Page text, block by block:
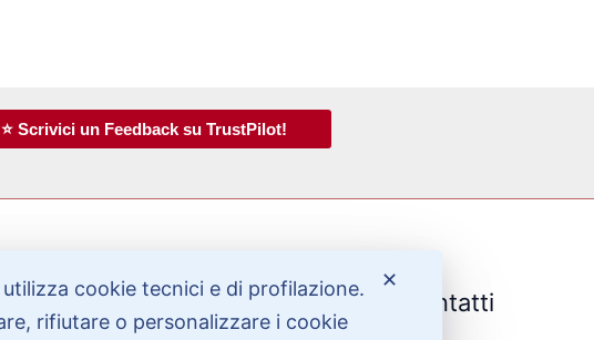
⭐ Scrivici un Feedback su TrustPilot!
di aiuto? Contatti
✕
cookie tecnici e di profilazione.
rifiutare o personalizzare i cookie